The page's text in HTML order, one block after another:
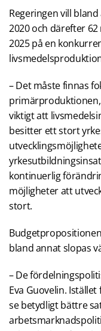
Regeringen vill
2020 och därefter
2025 på en
– Det måste finnas
primärproduktionen,
viktigt att
besitter ett stort
kontinuerlig
möjligheter att
stort.
bland annat slopas
– De
Eva Guovelin.
se betydligt bättre